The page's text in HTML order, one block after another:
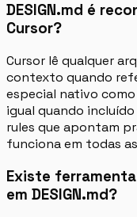
DESIGN.md é
Cursor?
Cursor lê qualquer
contexto quando
especial nativo como
igual quando
rules que apontam
funciona em todas
Existe
em DESIGN.md?